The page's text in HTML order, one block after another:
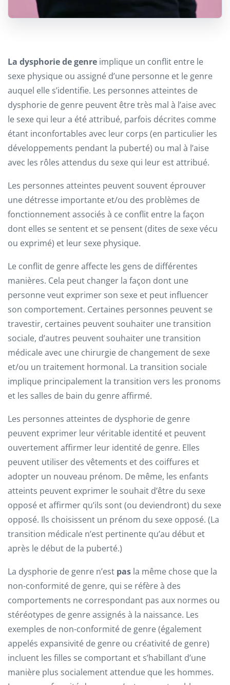
La dysphorie de genre implique un conflit entre le
sexe physique ou assigné d’une personne et le genre
auquel elle s’identifie. Les personnes atteintes de
dysphorie de genre peuvent être très mal à l’aise avec
le sexe qui leur a été attribué, parfois décrites comme
étant inconfortables avec leur corps (en particulier les
développements pendant la puberté) ou mal à l’aise
avec les rôles attendus du sexe qui leur est attribué.
Les personnes atteintes peuvent souvent éprouver
une détresse importante et/ou des problèmes de
fonctionnement associés à ce conflit entre la façon
dont elles se sentent et se pensent (dites de sexe vécu
ou exprimé) et leur sexe physique.
Le conflit de genre affecte les gens de différentes
manières. Cela peut changer la façon dont une
personne veut exprimer son sexe et peut influencer
son comportement. Certaines personnes peuvent se
travestir, certaines peuvent souhaiter une transition
sociale, d’autres peuvent souhaiter une transition
médicale avec une chirurgie de changement de sexe
et/ou un traitement hormonal. La transition sociale
implique principalement la transition vers les pronoms
et les salles de bain du genre affirmé.
Les personnes atteintes de dysphorie de genre
peuvent exprimer leur véritable identité et peuvent
ouvertement affirmer leur identité de genre. Elles
peuvent utiliser des vêtements et des coiffures et
adopter un nouveau prénom. De même, les enfants
atteints peuvent exprimer le souhait d’être du sexe
opposé et affirmer qu’ils sont (ou deviendront) du sexe
opposé. Ils choisissent un prénom du sexe opposé. (La
transition médicale n’est pertinente qu’au début et
après le début de la puberté.)
La dysphorie de genre n’est pas la même chose que la
non-conformité de genre, qui se réfère à des
comportements ne correspondant pas aux normes ou
stéréotypes de genre assignés à la naissance. Les
exemples de non-conformité de genre (également
appelés expansivité de genre ou créativité de genre)
incluent les filles se comportant et s’habillant d’une
manière plus socialement attendue que les hommes.